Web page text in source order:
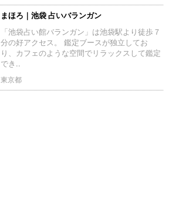
まほろ｜池袋 占いバランガン
「池袋占い館バランガン」は池袋駅より徒歩７
分の好アクセス。 鑑定ブースが独立してお
り、カフェのような空間でリラックスして鑑定
でき..
東京都